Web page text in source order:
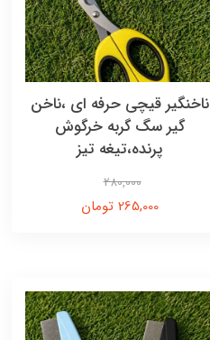
ناخنگیر قیچی حرفه ای ،ناخن
گیر سگ گربه خرگوش
پرنده،تیغه تیز
280,000
265,000 تومان